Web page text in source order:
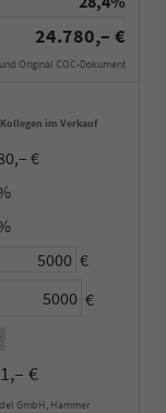
24.780,– €
Original COC-Dokument
im Verkauf
€
€
€
€
GmbH, Hammer